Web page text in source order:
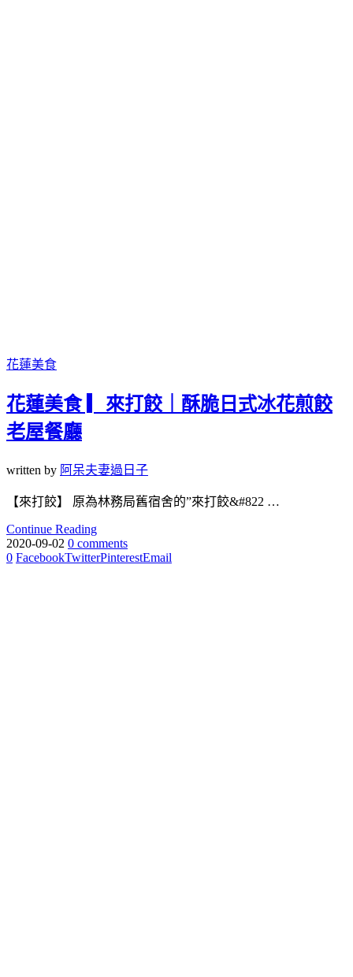
花蓮美食
花蓮美食 ▎來打餃｜酥脆日式冰花煎餃
老屋餐廳
written by 阿呆夫妻過日子
【來打餃】 原為林務局舊宿舍的”來打餃&#822 …
Continue Reading
2020-09-02 0 comments
0 FacebookTwitterPinterestEmail